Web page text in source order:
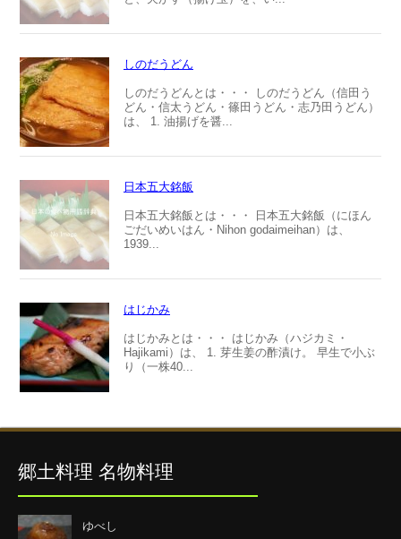
しのだうどん
しのだうどんとは・・・ しのだうどん（信田う
どん・信太うどん・篠田うどん・志乃田うどん）
は、 1. 油揚げを醤...
日本五大銘飯
日本五大銘飯とは・・・ 日本五大銘飯（にほん
ごだいめいはん・Nihon godaimeihan）は、
1939...
はじかみ
はじかみとは・・・ はじかみ（ハジカミ・
Hajikami）は、 1. 芽生姜の酢漬け。 早生で小ぶ
り（一株40...
郷土料理 名物料理
ゆべし